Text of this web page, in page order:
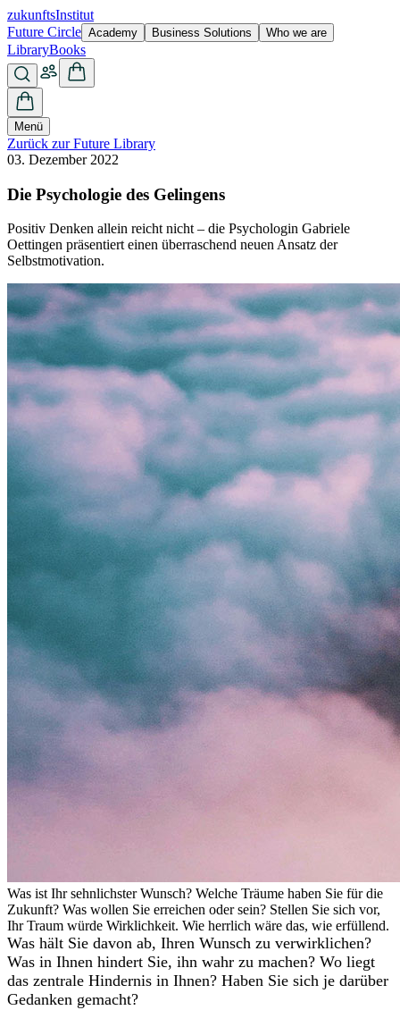
zukunftsInstitut
Future Circle Academy Business Solutions Who we are
LibraryBooks
Menü
Zurück zur Future Library
03. Dezember 2022
Die Psychologie des Gelingens
Positiv Denken allein reicht nicht – die Psychologin Gabriele
Oettingen präsentiert einen überraschend neuen Ansatz der
Selbstmotivation.
Was ist Ihr sehnlichster Wunsch? Welche Träume haben Sie für die
Zukunft? Was wollen Sie erreichen oder sein? Stellen Sie sich vor,
Ihr Traum würde Wirklichkeit. Wie herrlich wäre das, wie erfüllend.
Was hält Sie davon ab, Ihren Wunsch zu verwirklichen?
Was in Ihnen hindert Sie, ihn wahr zu machen? Wo liegt
das zentrale Hindernis in Ihnen? Haben Sie sich je darüber
Gedanken gemacht?